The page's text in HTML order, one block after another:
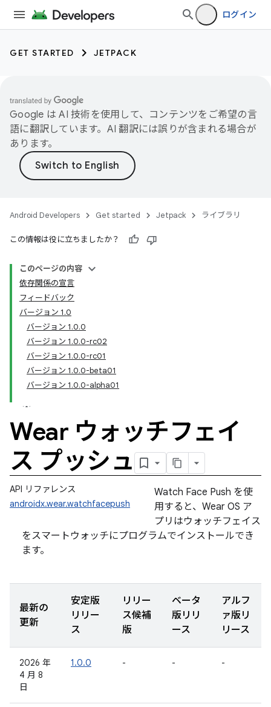
ログイン
GET STARTED JETPACK
Google は AI 技術を使用して、コンテンツをご希望の言
語に翻訳しています。AI 翻訳には誤りが含まれる場合が
あります。
Android Developers Get started Jetpack ライブラリ
この情報は役に立ちましたか？
このページの内容
依存関係の宣言
フィードバック
バージョン 1.0
バージョン 1.0.0
バージョン 1.0.0-rc02
バージョン 1.0.0-rc01
バージョン 1.0.0-beta01
バージョン 1.0.0-alpha01
Wear ウォッチフェイ
ス プッシュ
API リファレンス
androidx.wear.watchfacepush
Watch Face Push を使
用すると、Wear OS ア
プリはウォッチフェイス
をスマートウォッチにプログラムでインストールでき
ます。
最新の
更新
安定版
リリー
ス
リリー
ス候補
版
ベータ
版リリ
ース
アルフ
ァ版リ
リース
2026 年
4 月 8
日
1.0.0 - - -